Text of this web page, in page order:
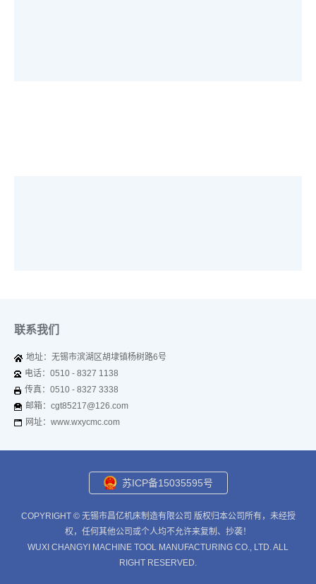
联系我们
地址：无锡市滨湖区胡埭镇杨树路6号
电话：0510 - 8327 1138
传真：0510 - 8327 3338
邮箱：cgt85217@126.com
网址：www.wxycmc.com
苏ICP备15035595号
COPYRIGHT © 无锡市昌亿机床制造有限公司 版权归本公司所有，未经授
权，任何其他公司或个人均不允许来复制、抄袭！
WUXI CHANGYI MACHINE TOOL MANUFACTURING CO., LTD. ALL
RIGHT RESERVED.